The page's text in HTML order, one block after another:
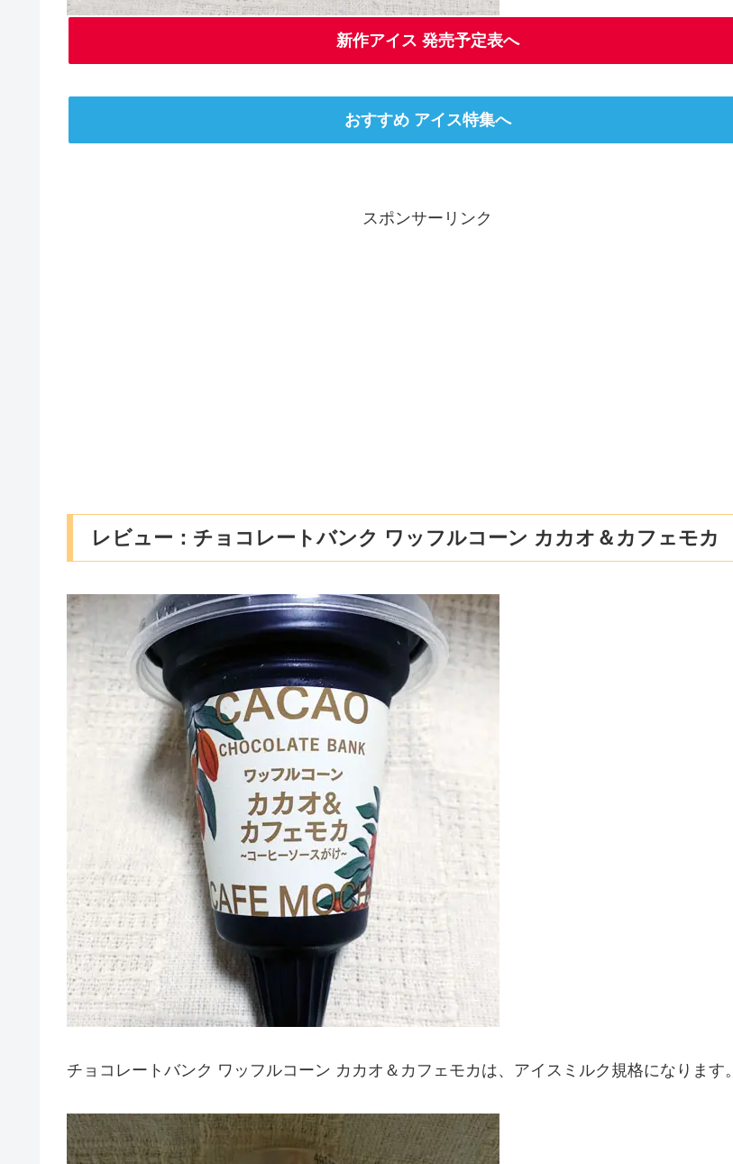
新作アイス 発売予定表へ
おすすめ アイス特集へ
スポンサーリンク
レビュー：チョコレートバンク ワッフルコーン カカオ＆カフェモカ
チョコレートバンク ワッフルコーン カカオ＆カフェモカは、アイスミルク規格になります。